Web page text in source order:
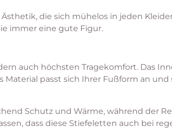
die sich mühelos in jeden
immer eine gute Figur.
auch höchsten Tragekomfort. Das
passt sich Ihrer Fußform an
Schutz und Wärme, während der
dass diese Stiefeletten auch bei